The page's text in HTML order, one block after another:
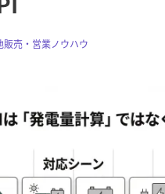
販売・営業ノウハウ